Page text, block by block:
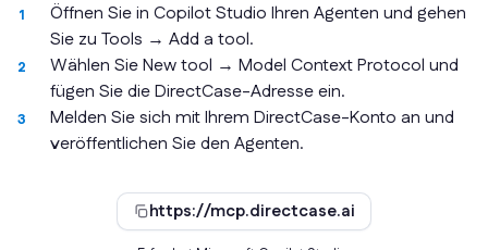
Öffnen Sie in Copilot Studio Ihren Agenten und gehen
Sie zu Tools → Add a tool.
Wählen Sie New tool → Model Context Protocol und
fügen Sie die DirectCase-Adresse ein.
Melden Sie sich mit Ihrem DirectCase-Konto an und
veröffentlichen Sie den Agenten.
https://mcp.directcase.ai